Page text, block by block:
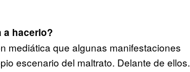
a hacerlo?
mediática que algunas manifestaciones
escenario del maltrato. Delante de ellos.